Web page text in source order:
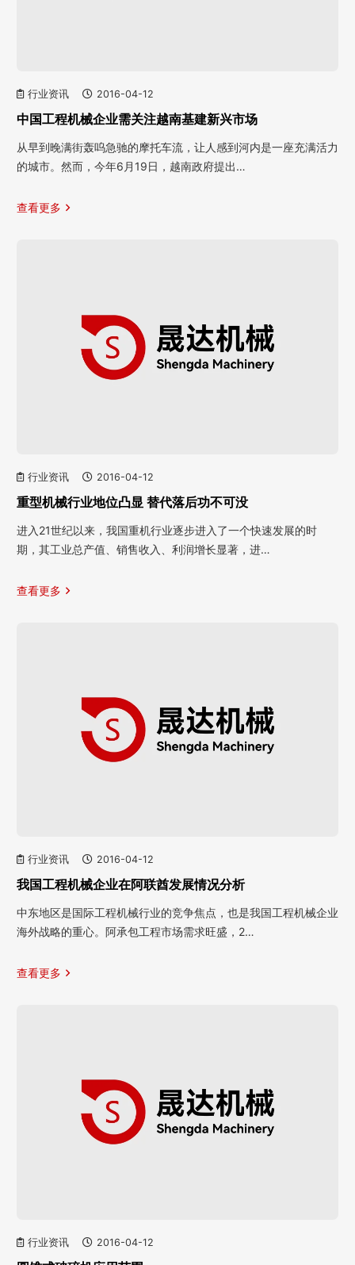
行业资讯 2016-04-12
中国工程机械企业需关注越南基建新兴市场
从早到晚满街轰呜急驰的摩托车流，让人感到河内是一座充满活力
的城市。然而，今年6月19日，越南政府提出…
查看更多
行业资讯 2016-04-12
重型机械行业地位凸显 替代落后功不可没
进入21世纪以来，我国重机行业逐步进入了一个快速发展的时
期，其工业总产值、销售收入、利润增长显著，进…
查看更多
行业资讯 2016-04-12
我国工程机械企业在阿联酋发展情况分析
中东地区是国际工程机械行业的竞争焦点，也是我国工程机械企业
海外战略的重心。阿承包工程市场需求旺盛，2…
查看更多
行业资讯 2016-04-12